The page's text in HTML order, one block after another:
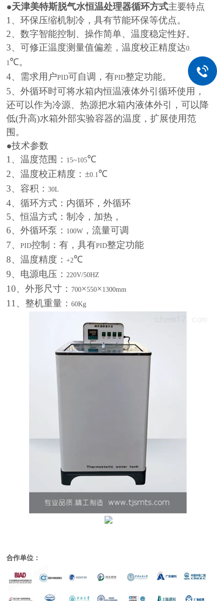
●天津美特斯脱气水恒温处理器循环方式主要特点
1 、环保压缩机制冷，具有节能环保等优点。
2、数字智能控制、操作简单、温度稳定性好。
3、可修正温度测量值偏差，温度校正精度达0.
1 ℃。
4、需求用户PID可自调，有PID整定功能。
5、外循环时可将水箱内恒温液体外引循环使用，
还可以作为冷源、热源把水箱内液体外引，可以降
低(升高)水箱外部实验容器的温度，扩展使用范
围。
●技术参数
1 、温度范围： 15~105℃
2、温度校正精度：±0.1 ℃
3、容积：30L
4、循环方式：内循环，外循环
5、恒温方式：制冷，加热，
6、外循环泵： 100W ，流量可调
7、PID控制：有，具有PID整定功能
8、温度精度：+2℃
9、电源电压： 220V/50HZ
10、外形尺寸： 700×550× 1300mm
11 、整机重量：60Kg
合作单位：